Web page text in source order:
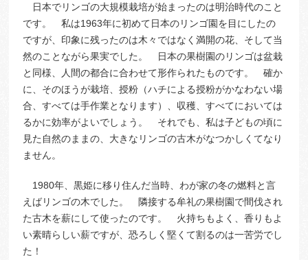
日本でリンゴの大規模栽培が始まったのは明治時代のこと
です。 私は1963年に初めて日本のリンゴ園を目にしたの
ですが、印象に残ったのは木々ではなく満開の花、そして当
然のことながら果実でした。 日本の果樹園のリンゴは盆栽
と同様、人間の都合に合わせて形作られたものです。 確か
に、そのほうが栽培、授粉（ハチによる授粉がかなわない場
合、すべては手作業となります）、収穫、すべてにおいては
るかに効率がよいでしょう。 それでも、私は子どもの頃に
見た自然のままの、大きなリンゴの古木がなつかしくてなり
ません。
1980年、黒姫に移り住んだ当時、わが家の冬の燃料と言
えばリンゴの木でした。 隣接する牟礼の果樹園で間伐され
た古木を薪にして使ったのです。 火持ちもよく、香りもよ
い素晴らしい薪ですが、恐ろしく堅くて割るのは一苦労でし
た！